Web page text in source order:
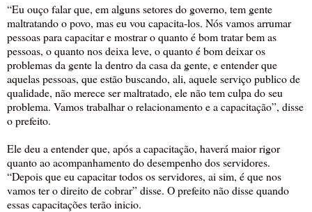
“Eu ouço falar que, em alguns setores do governo, tem gente
maltratando o povo, mas eu vou capacita-los. Nós vamos arrumar
pessoas para capacitar e mostrar o quanto é bom tratar bem as
pessoas, o quanto nos deixa leve, o quanto é bom deixar os
problemas da gente la dentro da casa da gente, e entender que
aquelas pessoas, que estão buscando, ali, aquele serviço publico de
qualidade, não merece ser maltratado, ele não tem culpa do seu
problema. Vamos trabalhar o relacionamento e a capacitação”, disse
o prefeito.
Ele deu a entender que, após a capacitação, haverá maior rigor
quanto ao acompanhamento do desempenho dos servidores.
“Depois que eu capacitar todos os servidores, ai sim, é que nos
vamos ter o direito de cobrar” disse. O prefeito não disse quando
essas capacitações terão inicio.